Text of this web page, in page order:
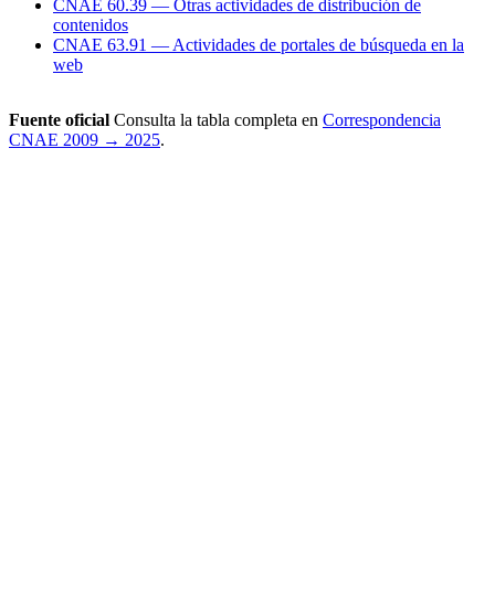
CNAE 60.39 — Otras actividades de distribución de
contenidos
CNAE 63.91 — Actividades de portales de búsqueda en la
web
Fuente oficial Consulta la tabla completa en Correspondencia
CNAE 2009 → 2025.